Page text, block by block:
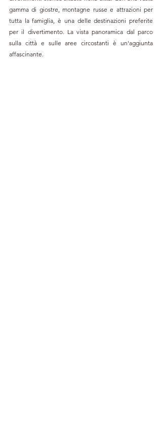
gamma di giostre, montagne russe e attrazioni per
tutta la famiglia, è una delle destinazioni preferite
per il divertimento. La vista panoramica dal parco
sulla città e sulle aree circostanti è un'aggiunta
affascinante.